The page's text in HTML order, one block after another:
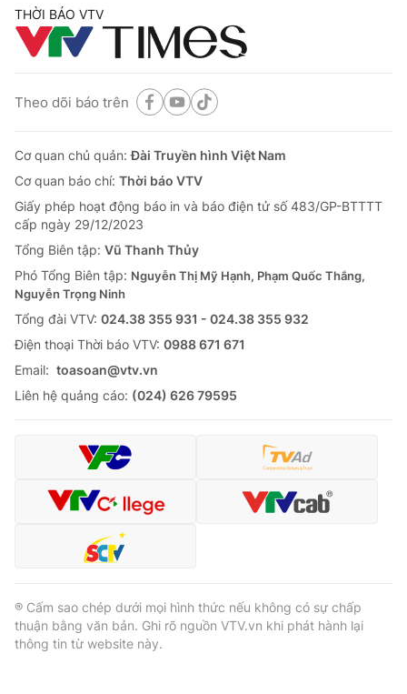
THỜI BÁO VTV
Theo dõi báo trên
Cơ quan chủ quản:Đài Truyền hình Việt Nam
Cơ quan báo chí: Thời báo VTV
Giấy phép hoạt động báo in và báo điện tử số 483/GP-BTTTT
cấp ngày 29/12/2023
Tổng Biên tập: Vũ Thanh Thủy
Phó Tổng Biên tập: Nguyễn Thị Mỹ Hạnh, Phạm Quốc Thắng,
Nguyễn Trọng Ninh
Tổng đài VTV: 024.38 355 931 - 024.38 355 932
Ðiện thoại Thời báo VTV: 0988 671 671
Email: toasoan@vtv.vn
Liên hệ quảng cáo: (024) 626 79595
® Cấm sao chép dưới mọi hình thức nếu không có sự chấp
thuận bằng văn bản. Ghi rõ nguồn VTV.vn khi phát hành lại
thông tin từ website này.